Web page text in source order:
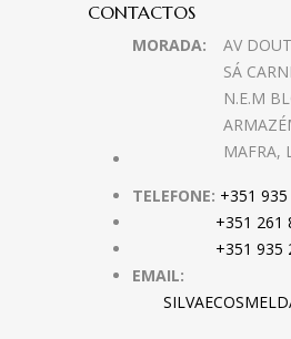
CONTACTOS
MORADA:
AV
SÁ
N.E.M
MAFRA,
TELEFONE: +351
+351 261
+351 935
EMAIL: